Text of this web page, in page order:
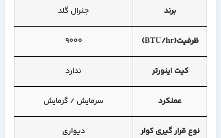
جنرال گلد
ظرفیت(BTU/hr) 9000
کیت اینورتر
عملکرد سرمایش / گرمایش
نوع قرار گیری کولر دیواری